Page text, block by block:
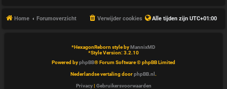
A Home Forumoverzicht Alle tijden zijn UTC+01:00
Verwijder cookies
*HexagonReborn style byMannixMD
*Style Version: 3.2.10
Powered byphpBB® Forum Software © phpBB Limited
Nederlandse vertaling doorphpBB.nl .
Privacy| Gebruikersvoorwaarden